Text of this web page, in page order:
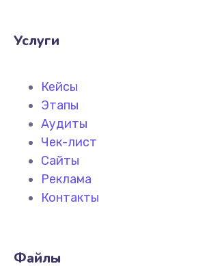
Услуги
Кейсы
Этапы
Аудиты
Чек-лист
Сайты
Реклама
Контакты
Файлы